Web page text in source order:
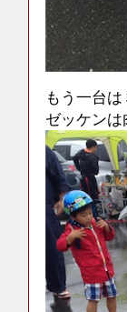
もう一台
ゼッケンは